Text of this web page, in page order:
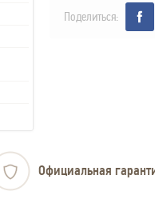
Поделиться:
Официальная